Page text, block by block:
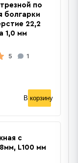
по
болгарки
22,2
1,0 мм
5 1
В корзину
с
L100 мм
6 м
1.31
1,65 см2